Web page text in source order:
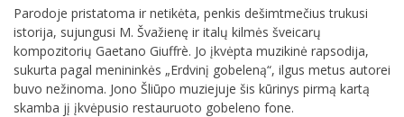
Parodoje pristatoma ir netikėta, penkis dešimtmečius trukusi
istorija, sujungusi M. Švažienę ir italų kilmės šveicarų
kompozitorių Gaetano Giuffrè. Jo įkvėpta muzikinė rapsodija,
sukurta pagal menininkės „Erdvinį gobeleną“, ilgus metus autorei
buvo nežinoma. Jono Šliūpo muziejuje šis kūrinys pirmą kartą
skamba jį įkvėpusio restauruoto gobeleno fone.